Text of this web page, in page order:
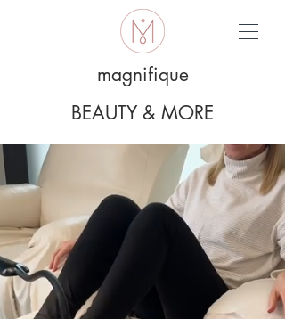
magnifique
BEAUTY & MORE